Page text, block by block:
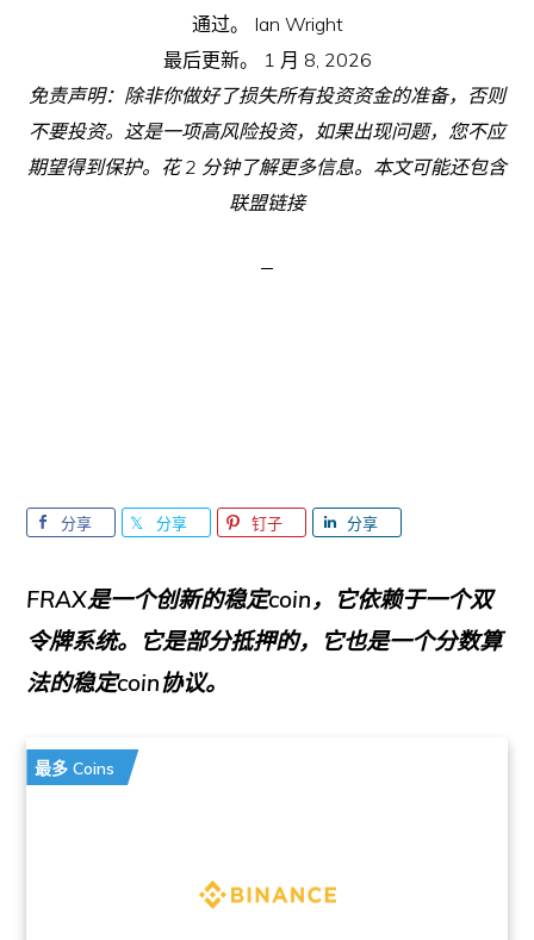
通过。 Ian Wright
最后更新。
1 月 8, 2026
免责声明：除非你做好了损失所有投资资金的准备，否则
不要投资。这是一项高风险投资，如果出现问题，您不应
期望得到保护。花 2 分钟了解更多信息。本文可能还包含
联盟链接
分享 分享 钉子 分享
FRAX是一个创新的稳定coin，它依赖于一个双
令牌系统。它是部分抵押的，它也是一个分数算
法的稳定coin协议。
最多 Coins